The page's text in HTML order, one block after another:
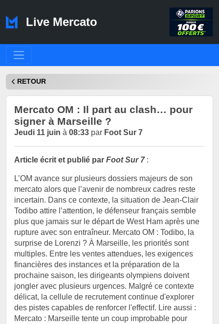
Live Mercato
RETOUR
Mercato OM : Il part au clash… pour
signer à Marseille ?
Jeudi 11 juin à 08:33 par Foot Sur 7
Article écrit et publié par Foot Sur 7:
‎L’OM avance sur plusieurs dossiers majeurs de son
mercato alors que l’avenir de nombreux cadres reste
incertain. Dans ce contexte, la situation de Jean-Clair
Todibo attire l’attention, le défenseur français semble
plus que jamais sur le départ de West Ham après une
rupture avec son entraîneur. Mercato OM : Todibo, la
surprise de Lorenzi ? ‎‎À Marseille, les priorités sont
multiples. Entre les ventes attendues, les exigences
financières des instances et la préparation de la
prochaine saison, les dirigeants olympiens doivent
jongler avec plusieurs urgences. Malgré ce contexte
délicat, la cellule de recrutement continue d'explorer
des pistes capables de renforcer l'effectif. Lire aussi :
Mercato : Marseille tente un coup improbable pour